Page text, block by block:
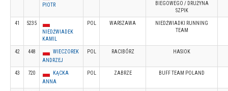
PIOTR
BIEGOWEGO / DRUŻYNA
SZPIK
41
5235
NIEDŹWIADEK
KAMIL
POL WARSZAWA
NIEDŹWIADKI RUNNING
TEAM
42 448
WIECZOREK
ANDRZEJ
POL RACIBÓRZ HASIOK
43 720
KĄCKA
ANNA
POL ZABRZE BUFF TEAM POLAND